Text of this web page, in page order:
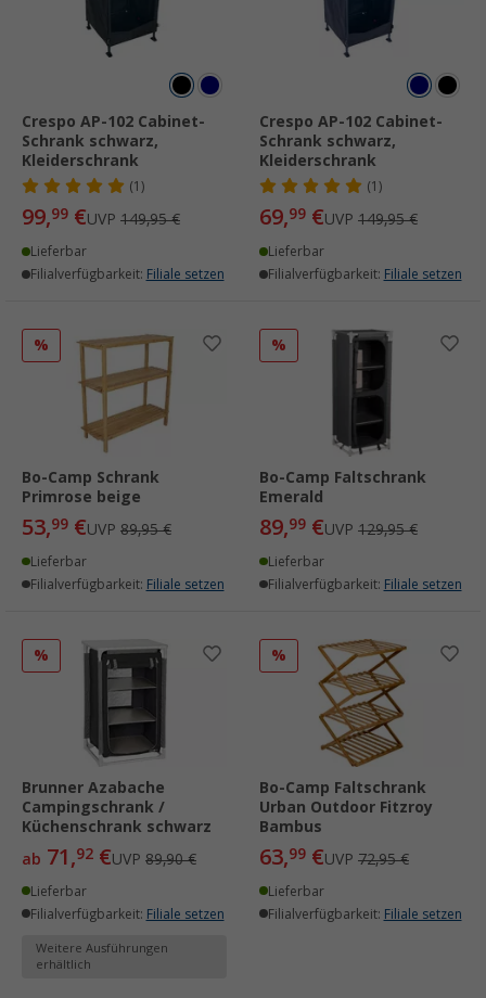
Crespo AP-102 Cabinet-
Schrank schwarz,
Kleiderschrank
(1)
99,99 €UVP 149,95 €
Lieferbar
Filialverfügbarkeit: Filiale setzen
Crespo AP-102 Cabinet-
Schrank schwarz,
Kleiderschrank
(1)
69,99 €UVP 149,95 €
Lieferbar
Filialverfügbarkeit: Filiale setzen
%
Bo-Camp Schrank
Primrose beige
53,99 €UVP 89,95 €
Lieferbar
Filialverfügbarkeit: Filiale setzen
%
Bo-Camp Faltschrank
Emerald
89,99 €UVP 129,95 €
Lieferbar
Filialverfügbarkeit: Filiale setzen
%
Brunner Azabache
Campingschrank /
Küchenschrank schwarz
ab 71,92 €UVP 89,90 €
Lieferbar
Filialverfügbarkeit: Filiale setzen
Weitere Ausführungen
erhältlich
%
Bo-Camp Faltschrank
Urban Outdoor Fitzroy
Bambus
63,99 €UVP 72,95 €
Lieferbar
Filialverfügbarkeit: Filiale setzen